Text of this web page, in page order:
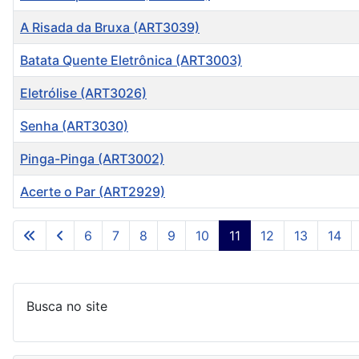
Artigos
A Risada da Bruxa (ART3039)
Batata Quente Eletrônica (ART3003)
Eletrólise (ART3026)
Senha (ART3030)
Pinga-Pinga (ART3002)
Acerte o Par (ART2929)
6 7 8 9 10 11 12 13 14
Busca no site